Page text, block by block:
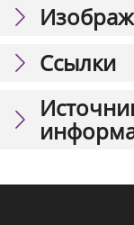
Ссылки